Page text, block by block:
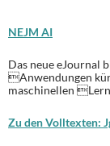
NEJM AI
Das neue eJournal
Anwendungen
maschinellen
Zu den Volltexten: